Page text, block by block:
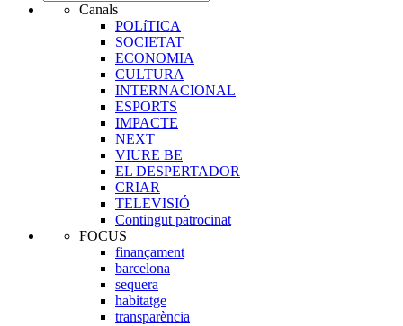
Canals
POLíTICA
SOCIETAT
ECONOMIA
CULTURA
INTERNACIONAL
ESPORTS
IMPACTE
NEXT
VIURE BE
EL DESPERTADOR
CRIAR
TELEVISIÓ
Contingut patrocinat
FOCUS
finançament
barcelona
sequera
habitatge
transparència